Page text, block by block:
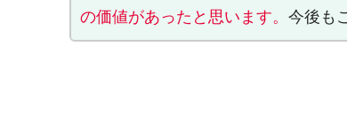
の価値があったと思います。 今後も